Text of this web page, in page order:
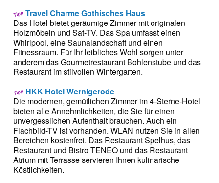
Travel Charme Gothisches Haus
Das Hotel bietet geräumige Zimmer mit originalen
Holzmöbeln und Sat-TV. Das Spa umfasst einen
Whirlpool, eine Saunalandschaft und einen
Fitnessraum. Für Ihr leibliches Wohl sorgen unter
anderem das Gourmetrestaurant Bohlenstube und das
Restaurant im stilvollen Wintergarten.
HKK Hotel Wernigerode
Die modernen, gemütlichen Zimmer im 4-Sterne-Hotel
bieten alle Annehmlichkeiten, die Sie für einen
unvergesslichen Aufenthalt brauchen. Auch ein
Flachbild-TV ist vorhanden. WLAN nutzen Sie in allen
Bereichen kostenfrei. Das Restaurant Spelhus, das
Restaurant und Bistro TENEO und das Restaurant
Atrium mit Terrasse servieren Ihnen kulinarische
Köstlichkeiten.